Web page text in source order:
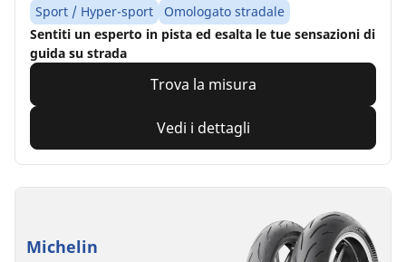
Sport / Hyper-sport
Omologato stradale
Sentiti un esperto in pista ed esalta le tue sensazioni di
guida su strada
Trova la misura
Vedi i dettagli
Michelin